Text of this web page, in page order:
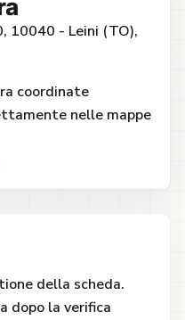
10040 - Leini (TO),
coordinate
nelle mappe
della scheda.
dopo la verifica